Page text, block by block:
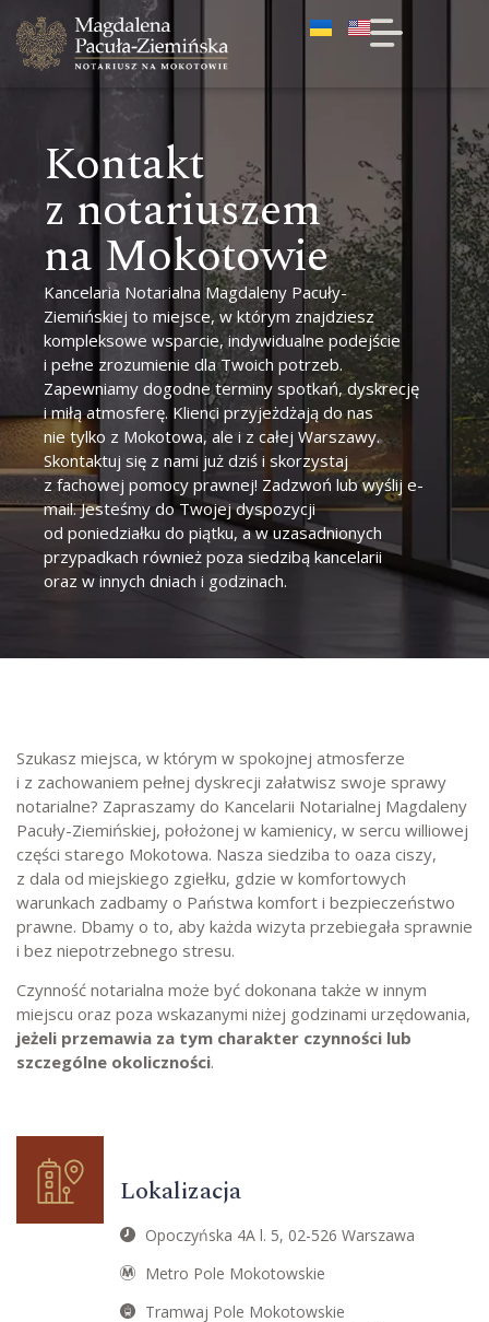
Kontakt
z notariuszem
na Mokotowie
Kancelaria Notarialna Magdaleny Pacuły-
Ziemińskiej to miejsce, w którym znajdziesz
kompleksowe wsparcie, indywidualne podejście
i pełne zrozumienie dla Twoich potrzeb.
Zapewniamy dogodne terminy spotkań, dyskrecję
i miłą atmosferę. Klienci przyjeżdżają do nas
nie tylko z Mokotowa, ale i z całej Warszawy.
Skontaktuj się z nami już dziś i skorzystaj
z fachowej pomocy prawnej! Zadzwoń lub wyślij e-
mail. Jesteśmy do Twojej dyspozycji
od poniedziałku do piątku, a w uzasadnionych
przypadkach również poza siedzibą kancelarii
oraz w innych dniach i godzinach.
Szukasz miejsca, w którym w spokojnej atmosferze
i z zachowaniem pełnej dyskrecji załatwisz swoje sprawy
notarialne? Zapraszamy do Kancelarii Notarialnej Magdaleny
Pacuły-Ziemińskiej, położonej w kamienicy, w sercu williowej
części starego Mokotowa. Nasza siedziba to oaza ciszy,
z dala od miejskiego zgiełku, gdzie w komfortowych
warunkach zadbamy o Państwa komfort i bezpieczeństwo
prawne. Dbamy o to, aby każda wizyta przebiegała sprawnie
i bez niepotrzebnego stresu.
Czynność notarialna może być dokonana także w innym
miejscu oraz poza wskazanymi niżej godzinami urzędowania,
jeżeli przemawia za tym charakter czynności lub
szczególne okoliczności.
Lokalizacja
Opoczyńska 4A l. 5, 02-526 Warszawa
Metro Pole Mokotowskie
Tramwaj Pole Mokotowskie